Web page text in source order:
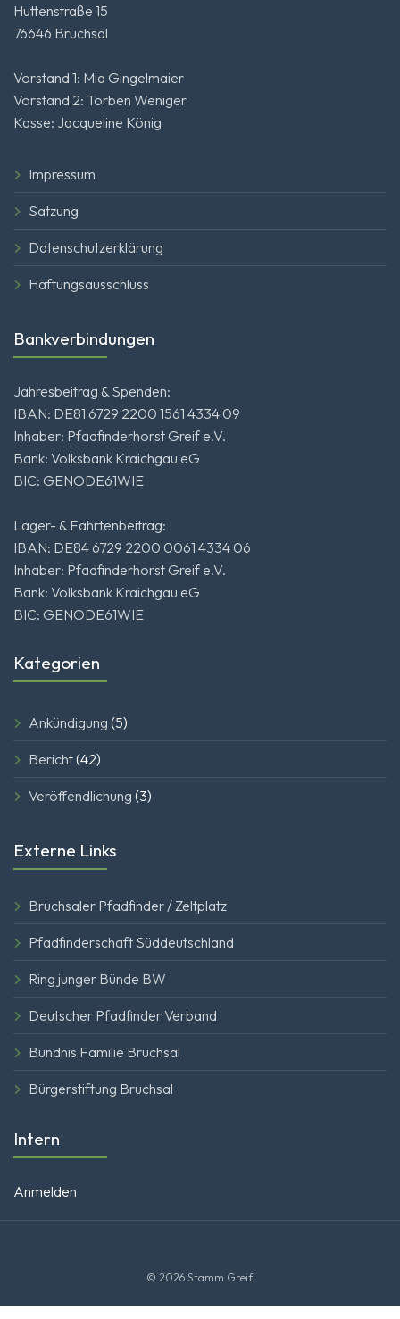
Huttenstraße 15
76646 Bruchsal
Vorstand 1: Mia Gingelmaier
Vorstand 2: Torben Weniger
Kasse: Jacqueline König
Impressum
Satzung
Datenschutzerklärung
Haftungsausschluss
Bankverbindungen
Jahresbeitrag & Spenden:
IBAN: DE81 6729 2200 1561 4334 09
Inhaber: Pfadfinderhorst Greif e.V.
Bank: Volksbank Kraichgau eG
BIC: GENODE61WIE
Lager- & Fahrtenbeitrag:
IBAN: DE84 6729 2200 0061 4334 06
Inhaber: Pfadfinderhorst Greif e.V.
Bank: Volksbank Kraichgau eG
BIC: GENODE61WIE
Kategorien
Ankündigung (5)
Bericht(42)
Veröffendlichung (3)
Externe Links
Bruchsaler Pfadfinder / Zeltplatz
Pfadfinderschaft Süddeutschland
Ring junger Bünde BW
Deutscher Pfadfinder Verband
Bündnis Familie Bruchsal
Bürgerstiftung Bruchsal
Intern
Anmelden
© 2026 Stamm Greif.